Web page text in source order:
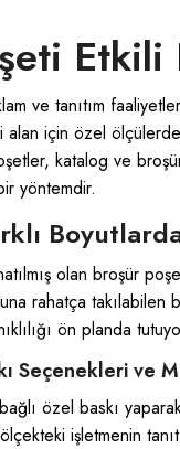
Etkili
ve tanıtım
için özel
katalog ve
yöntemdir.
olan broşür
rahatça
ön planda
Seçenekleri ve
özel baskı
işletmenin